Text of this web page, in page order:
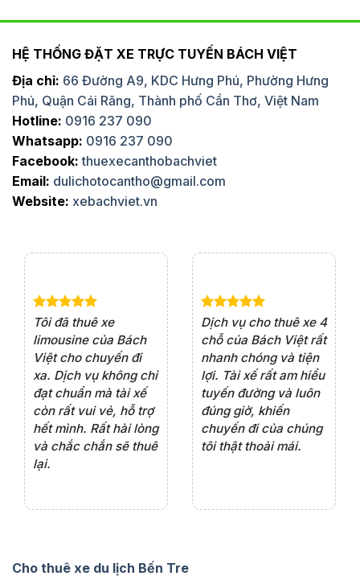
HỆ THỐNG ĐẶT XE TRỰC TUYẾN BÁCH VIỆT
Địa chỉ: 66 Đường A9, KDC Hưng Phú, Phường Hưng
Phú, Quận Cái Răng, Thành phố Cần Thơ, Việt Nam
Hotline: 0916 237 090
Whatsapp: 0916 237 090
Facebook: thuexecanthobachviet
Email: dulichotocantho@gmail.com
Website: xebachviet.vn
Dịch vụ cho thuê xe 7
chỗ của Bách Việt rất
chuyên nghiệp,đặc
biệt tài xế rất nhiệt
tình vui vẻ,sẽ ủng hộ
thường xuyên
Lần đầu thuê xe 16
chỗ tại Bách Việt, tôi
rất hài lòng với chất
lượng xe và sự
chuyên nghiệp của
tài xế. Dịch vụ tận
tâm, chu đáo, sẽ tiếp
tục sử dụng trong
Cho thuê xe du lịch Bến Tre